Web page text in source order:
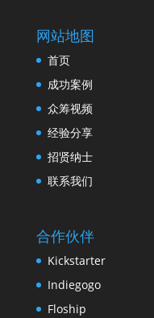
网站地图
首页
成功案例
众筹视频
经验分享
招贤纳士
联系我们
合作伙伴
Kickstarter
Indiegogo
Floship